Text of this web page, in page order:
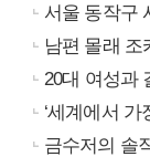
서울 동작구
남편 몰래 조
20대 여성과
‘세계에서
금수저의 솔